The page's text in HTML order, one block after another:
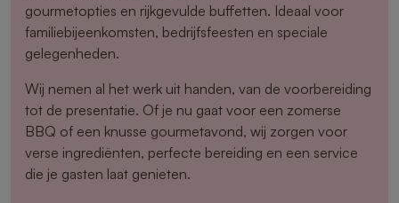
gourmetopties en rijkgevulde buffetten. Ideaal voor
familiebijeenkomsten, bedrijfsfeesten en speciale
gelegenheden.
Wij nemen al het werk uit handen, van de voorbereiding
tot de presentatie. Of je nu gaat voor een zomerse
BBQ of een knusse gourmetavond, wij zorgen voor
verse ingrediënten, perfecte bereiding en een service
die je gasten laat genieten.